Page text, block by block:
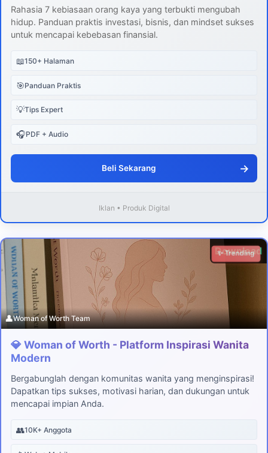
Rahasia 7 kebiasaan orang kaya yang terbukti mengubah
hidup. Panduan praktis investasi, bisnis, dan mindset sukses
untuk mencapai kebebasan finansial.
📖150+ Halaman
🎯Panduan Praktis
💡Tips Expert
🎧PDF + Audio
Beli Sekarang →
Iklan • Produk Digital
Download
✨ Trending
👤Woman of Worth Team
💎 Woman of Worth - Platform Inspirasi Wanita
Modern
Bergabunglah dengan komunitas wanita yang menginspirasi!
Dapatkan tips sukses, motivasi harian, dan dukungan untuk
mencapai impian Anda.
👥10K+ Anggota